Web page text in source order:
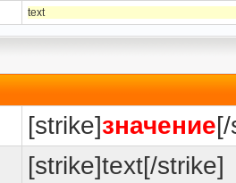
text
[strike]значение
[strike]text[/strike]